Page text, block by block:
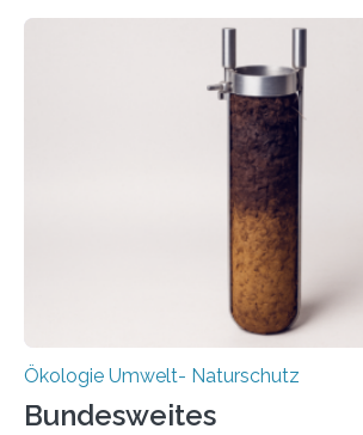
Veränderung der Wirtschaft wichtig
Deutschen
Stadtreinigung Leipzig konzipierte und
2025 offiziell eingeweihte
ist ab sofort im Leipziger Stadtgebiet…
Ökologie Umwelt- Naturschutz
Bundesweites